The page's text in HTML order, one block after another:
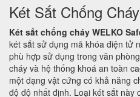
Két Sắt Chống
Két sắt chống cháy WELKO
két sắt sử dụng mã khóa điện tử
phù hợp sử dụng trong văn
cháy và hệ thống khoá an toàn
một dạng vật cứng có khả năng
độ độ nhất định. Loại két sắt này